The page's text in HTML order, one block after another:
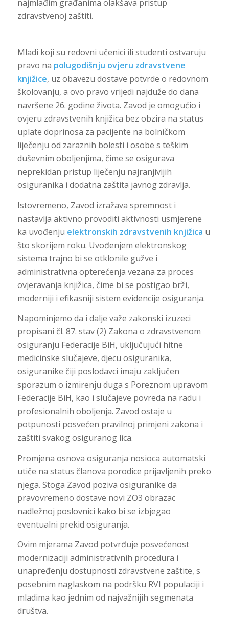
najmlađim građanima olakšava pristup
zdravstvenoj zaštiti.
Mladi koji su redovni učenici ili studenti ostvaruju
pravo na polugodišnju ovjeru zdravstvene
knjižice, uz obavezu dostave potvrde o redovnom
školovanju, a ovo pravo vrijedi najduže do dana
navršene 26. godine života. Zavod je omogućio i
ovjeru zdravstvenih knjižica bez obzira na status
uplate doprinosa za pacijente na bolničkom
liječenju od zaraznih bolesti i osobe s teškim
duševnim oboljenjima, čime se osigurava
neprekidan pristup liječenju najranjivijih
osiguranika i dodatna zaštita javnog zdravlja.
Istovremeno, Zavod izražava spremnost i
nastavlja aktivno provoditi aktivnosti usmjerene
ka uvođenju elektronskih zdravstvenih knjižica u
što skorijem roku. Uvođenjem elektronskog
sistema trajno bi se otklonile gužve i
administrativna opterećenja vezana za proces
ovjeravanja knjižica, čime bi se postigao brži,
moderniji i efikasniji sistem evidencije osiguranja.
Napominjemo da i dalje važe zakonski izuzeci
propisani čl. 87. stav (2) Zakona o zdravstvenom
osiguranju Federacije BiH, uključujući hitne
medicinske slučajeve, djecu osiguranika,
osiguranike čiji poslodavci imaju zaključen
sporazum o izmirenju duga s Poreznom upravom
Federacije BiH, kao i slučajeve povreda na radu i
profesionalnih oboljenja. Zavod ostaje u
potpunosti posvećen pravilnoj primjeni zakona i
zaštiti svakog osiguranog lica.
Promjena osnova osiguranja nosioca automatski
utiče na status članova porodice prijavljenih preko
njega. Stoga Zavod poziva osiguranike da
pravovremeno dostave novi ZO3 obrazac
nadležnoj poslovnici kako bi se izbjegao
eventualni prekid osiguranja.
Ovim mjerama Zavod potvrđuje posvećenost
modernizaciji administrativnih procedura i
unapređenju dostupnosti zdravstvene zaštite, s
posebnim naglaskom na podršku RVI populaciji i
mladima kao jednim od najvažnijih segmenata
društva.